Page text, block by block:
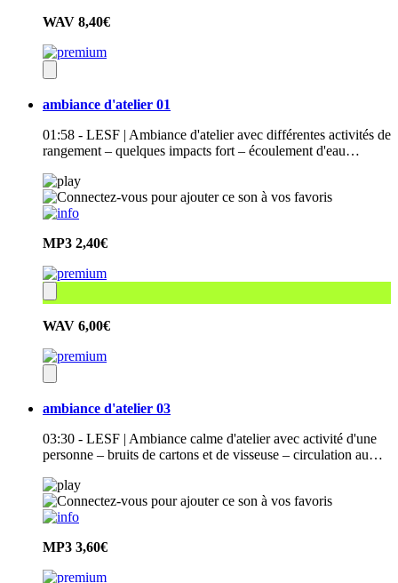
WAV 8,40€
ambiance d'atelier 01
01:58 - LESF | Ambiance d'atelier avec différentes activités de
rangement – quelques impacts fort – écoulement d'eau…
MP3 2,40€
WAV 6,00€
ambiance d'atelier 03
03:30 - LESF | Ambiance calme d'atelier avec activité d'une
personne – bruits de cartons et de visseuse – circulation au…
MP3 3,60€